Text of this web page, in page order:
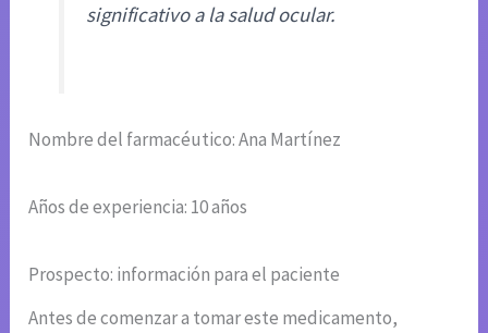
significativo a la salud ocular.
Nombre del farmacéutico: Ana Martínez
Años de experiencia: 10 años
Prospecto: información para el paciente
Antes de comenzar a tomar este medicamento,